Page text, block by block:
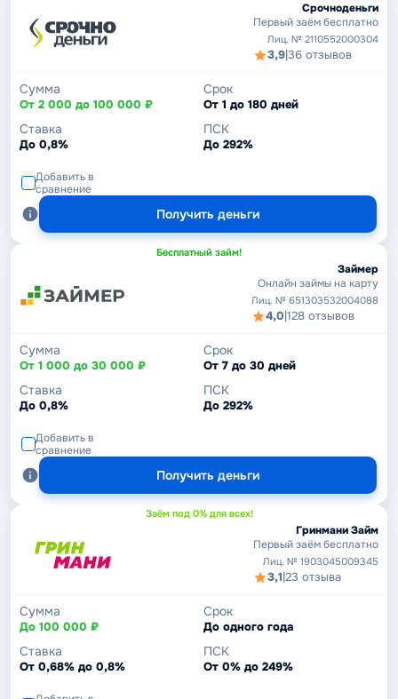
Срочноденьги
Первый заём бесплатно
Лиц. № 2110552000304
3,9|36 отзывов
Сумма
От 2 000 до 100 000 ₽
Срок
От 1 до 180 дней
Ставка
До 0,8%
ПСК
До 292%
Добавить в
сравнение
Получить деньги
Бесплатный займ!
Займер
Онлайн займы на карту
Лиц. № 651303532004088
4,0|128 отзывов
Сумма
От 1 000 до 30 000 ₽
Срок
От 7 до 30 дней
Ставка
До 0,8%
ПСК
До 292%
Добавить в
сравнение
Получить деньги
Заём под 0% для всех!
Гринмани Займ
Первый заём бесплатно
Лиц. № 1903045009345
3,1|23 отзыва
Сумма
До 100 000 ₽
Срок
До одного года
Ставка
От 0,68% до 0,8%
ПСК
От 0% до 249%